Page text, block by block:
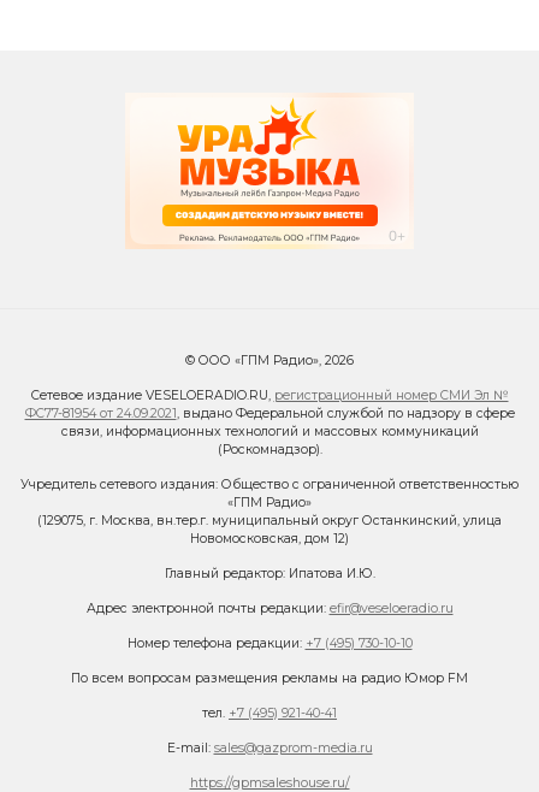
© ООО «ГПМ Радио», 2026
Сетевое издание VESELOERADIO.RU, регистрационный номер СМИ Эл №
ФС77-81954 от 24.09.2021, выдано Федеральной службой по надзору в сфере
связи, информационных технологий и массовых коммуникаций
(Роскомнадзор).
Учредитель сетевого издания: Общество с ограниченной ответственностью
«ГПМ Радио»
(129075, г. Москва, вн.тер.г. муниципальный округ Останкинский, улица
Новомосковская, дом 12)
Главный редактор: Ипатова И.Ю.
Адрес электронной почты редакции: efir@veseloeradio.ru
Номер телефона редакции: +7 (495) 730-10-10
По всем вопросам размещения рекламы на радио Юмор FM
тел. +7 (495) 921-40-41
E-mail: sales@gazprom-media.ru
https://gpmsaleshouse.ru/